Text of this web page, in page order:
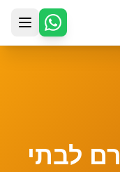
לבתי